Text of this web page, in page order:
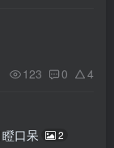
123 0 4
口呆 2